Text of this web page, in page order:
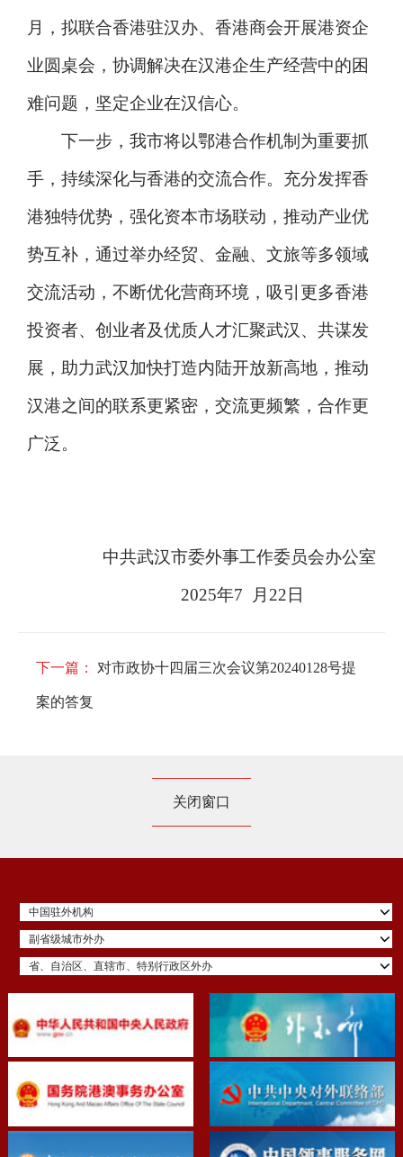
月，拟联合香港驻汉办、香港商会开展港资企
业圆桌会，协调解决在汉港企生产经营中的困
难问题，坚定企业在汉信心。
下一步，我市将以鄂港合作机制为重要抓
手，持续深化与香港的交流合作。充分发挥香
港独特优势，强化资本市场联动，推动产业优
势互补，通过举办经贸、金融、文旅等多领域
交流活动，不断优化营商环境，吸引更多香港
投资者、创业者及优质人才汇聚武汉、共谋发
展，助力武汉加快打造内陆开放新高地，推动
汉港之间的联系更紧密，交流更频繁，合作更
广泛。
中共武汉市委外事工作委员会办公室
2025年7 月22日
下一篇： 对市政协十四届三次会议第20240128号提
案的答复
关闭窗口
中国驻外机构
副省级城市外办
省、自治区、直辖市、特别行政区外办